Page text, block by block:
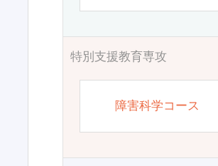
特別支援教育専攻
障害科学コース